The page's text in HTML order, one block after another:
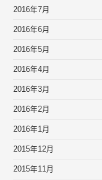
2016年7月
2016年6月
2016年5月
2016年4月
2016年3月
2016年2月
2016年1月
2015年12月
2015年11月